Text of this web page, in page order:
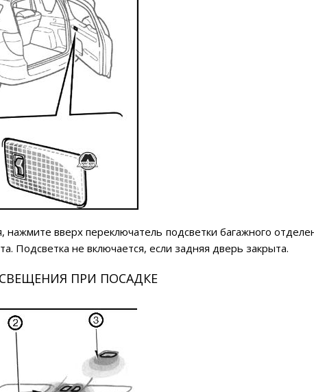
вверх переключатель подсветки багажного
Подсветка не включается, если задняя дверь закрыта.
ПРИ ПОСАДКЕ